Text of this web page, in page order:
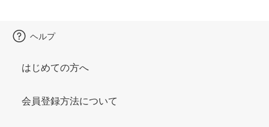
ヘルプ
はじめての方へ
会員登録方法について